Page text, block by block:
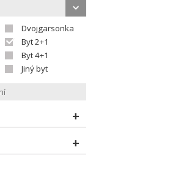
Dvojgarsonka
Byt 2+1
Byt 4+1
Jiný byt